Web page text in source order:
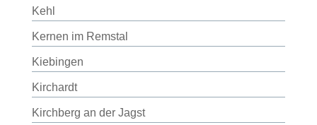
Kehl
Kernen im Remstal
Kiebingen
Kirchardt
Kirchberg an der Jagst